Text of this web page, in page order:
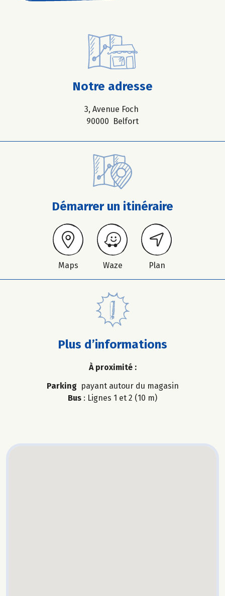
Notre adresse
3, Avenue Foch
90000 Belfort
Démarrer un itinéraire
Maps Waze Plan
Plus d’informations
À proximité :
Parking payant autour du magasin
Bus : Lignes 1 et 2 (10 m)